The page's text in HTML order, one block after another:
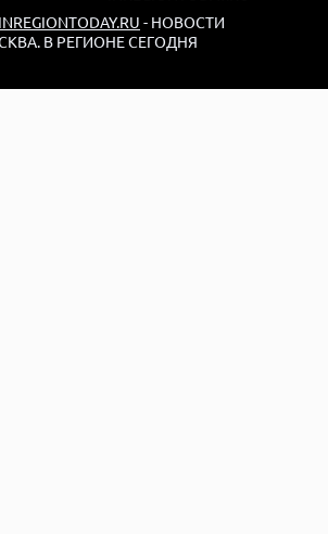
INREGIONTODAY.RU - НОВОСТИ
В РЕГИОНЕ СЕГОДНЯ